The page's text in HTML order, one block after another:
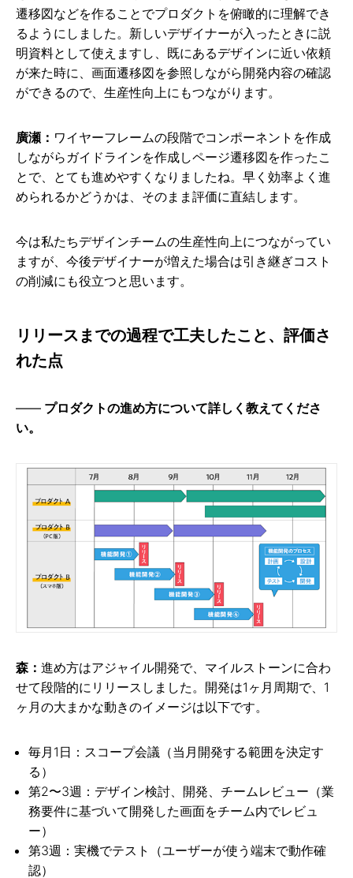
遷移図などを作ることでプロダクトを俯瞰的に理解でき
るようにしました。新しいデザイナーが入ったときに説
明資料として使えますし、既にあるデザインに近い依頼
が来た時に、画面遷移図を参照しながら開発内容の確認
ができるので、生産性向上にもつながります。
廣瀬： ワイヤーフレームの段階でコンポーネントを作成
しながらガイドラインを作成しページ遷移図を作ったこ
とで、とても進めやすくなりましたね。早く効率よく進
められるかどうかは、そのまま評価に直結します。
今は私たちデザインチームの生産性向上につながってい
ますが、今後デザイナーが増えた場合は引き継ぎコスト
の削減にも役立つと思います。
リリースまでの過程で工夫したこと、評価さ
れた点
プロダクトの進め方について詳しく教えてくださ
い。
森： 進め方はアジャイル開発で、マイルストーンに合わ
せて段階的にリリースしました。開発は1ヶ月周期で、1
ヶ月の大まかな動きのイメージは以下です。
毎月1日：スコープ会議（当月開発する範囲を決定す
る）
第2〜3週：デザイン検討、開発、チームレビュー（業
務要件に基づいて開発した画面をチーム内でレビュ
ー）
第3週：実機でテスト（ユーザーが使う端末で動作確
認）